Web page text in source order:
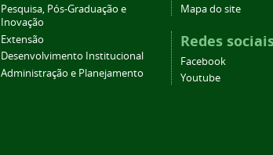
Pesquisa, Pós-Graduação e
Inovação
Extensão
Desenvolvimento Institucional
Administração e Planejamento
Mapa do site
Redes
Facebook
Youtube